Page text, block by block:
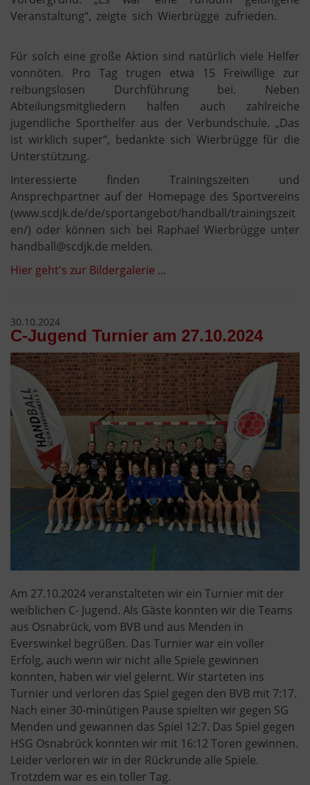
Veranstaltung“, zeigte sich Wierbrügge zufrieden.
Für solch eine große Aktion sind natürlich viele Helfer
vonnöten. Pro Tag trugen etwa 15 Freiwillige zur
reibungslosen Durchführung bei. Neben
Abteilungsmitgliedern halfen auch zahlreiche
jugendliche Sporthelfer aus der Verbundschule. „Das
ist wirklich super“, bedankte sich Wierbrügge für die
Unterstützung.
Interessierte finden Trainingszeiten und
Ansprechpartner auf der Homepage des Sportvereins
(www.scdjk.de/de/sportangebot/handball/trainingszeit
en/) oder können sich bei Raphael Wierbrügge unter
handball@scdjk.de melden.
Hier geht's zur Bildergalerie ...
30.10.2024
C-Jugend Turnier am 27.10.2024
Am 27.10.2024 veranstalteten wir ein Turnier mit der
weiblichen C- Jugend. Als Gäste konnten wir die Teams
aus Osnabrück, vom BVB und aus Menden in
Everswinkel begrüßen. Das Turnier war ein voller
Erfolg, auch wenn wir nicht alle Spiele gewinnen
konnten, haben wir viel gelernt. Wir starteten ins
Turnier und verloren das Spiel gegen den BVB mit 7:17.
Nach einer 30-minütigen Pause spielten wir gegen SG
Menden und gewannen das Spiel 12:7. Das Spiel gegen
HSG Osnabrück konnten wir mit 16:12 Toren gewinnen.
Leider verloren wir in der Rückrunde alle Spiele.
Trotzdem war es ein toller Tag.